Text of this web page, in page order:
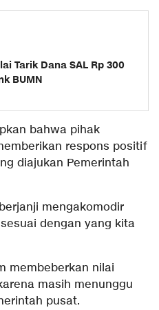
Tarik Dana SAL Rp 300
BUMN
bahwa pihak
respons positif
diajukan Pemerintah
mengakomodir
dengan yang kita
membeberkan nilai
masih menunggu
pusat.